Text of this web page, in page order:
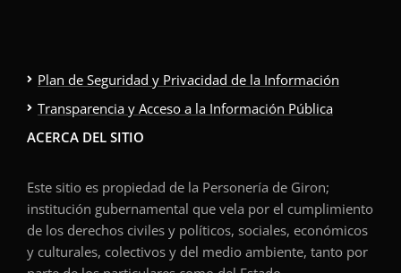
Plan de Seguridad y Privacidad de la Información
Transparencia y Acceso a la Información Pública
ACERCA DEL SITIO
Este sitio es propiedad de la Personería de Giron;
institución gubernamental que vela por el cumplimiento
de los derechos civiles y políticos, sociales, económicos
y culturales, colectivos y del medio ambiente, tanto por